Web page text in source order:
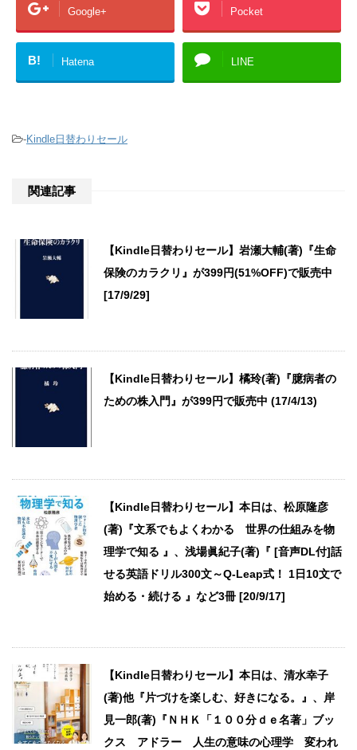
Google+ Pocket
B! Hatena LINE
-Kindle日替わりセール
関連記事
【Kindle日替わりセール】岩瀬大輔(著)『生命
保険のカラクリ』が399円(51%OFF)で販売中
[17/9/29]
【Kindle日替わりセール】橘玲(著)『臆病者の
ための株入門』が399円で販売中 (17/4/13)
【Kindle日替わりセール】本日は、松原隆彦
(著)『文系でもよくわかる 世界の仕組みを物
理学で知る 』、浅場眞紀子(著)『 [音声DL付]話
せる英語ドリル300文～Q-Leap式！ 1日10文で
始める・続ける 』など3冊 [20/9/17]
【Kindle日替わりセール】本日は、清水幸子
(著)他『片づけを楽しむ、好きになる。』、岸
見一郎(著)『ＮＨＫ「１００分ｄｅ名著」ブッ
クス アドラー 人生の意味の心理学 変われ